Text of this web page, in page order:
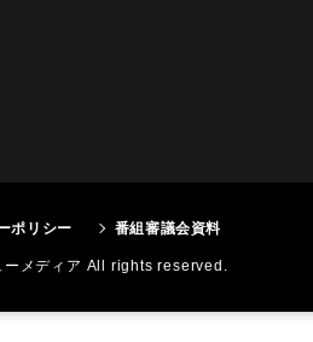
ポリシー 番組審議会資料
メディア All rights reserved.